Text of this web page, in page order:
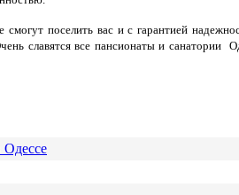
поселить вас и с гарантией
славятся все пансионаты и
Одессе